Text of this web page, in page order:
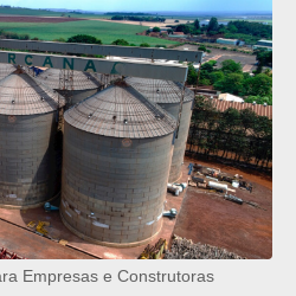
Empresas e Construtoras